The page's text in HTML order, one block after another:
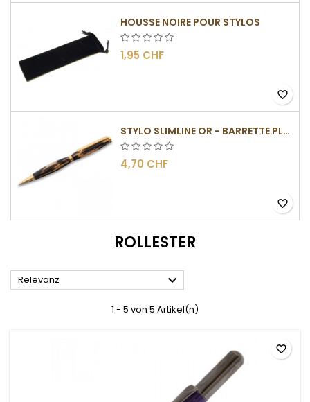
HOUSSE NOIRE POUR STYLOS
1,95 CHF
favorite_border
STYLO SLIMLINE OR - BARRETTE PLATE
4,70 CHF
favorite_border
ROLLESTER
Relevanz 
1 - 5 von 5 Artikel(n)
favorite_border